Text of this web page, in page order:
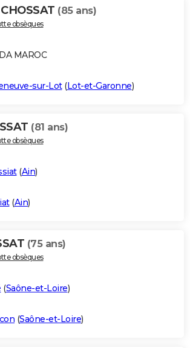
(85 ans)
obsèques
MAROC
sur-Lot(Lot-et-Garonne)
(81 ans)
obsèques
(Ain)
(Ain)
(75 ans)
obsèques
(Saône-et-Loire)
(Saône-et-Loire)